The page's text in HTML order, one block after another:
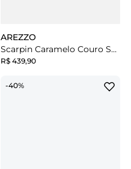
AREZZO
Scarpin Caramelo Couro Salto Anabela Bico Fino
R$ 439,90
-40%